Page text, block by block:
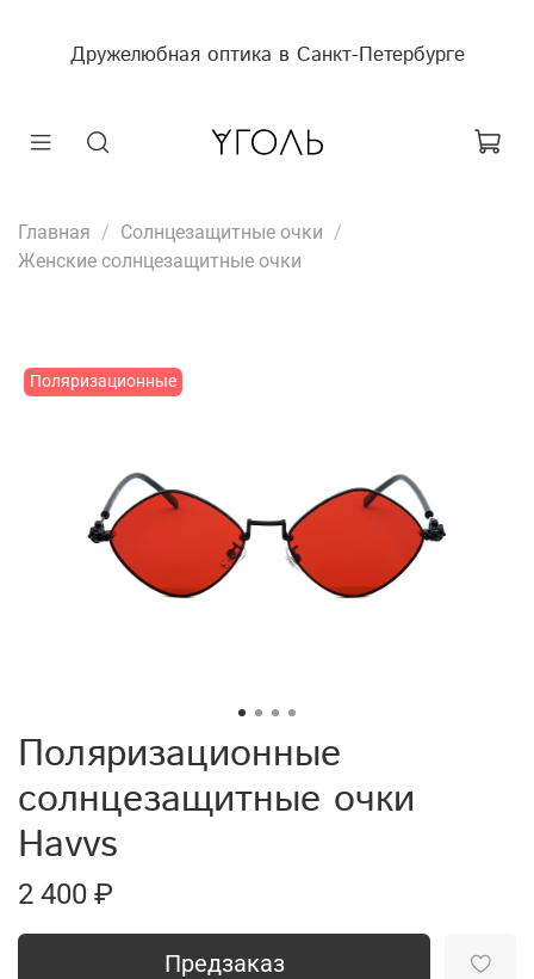
Дружелюбная оптика в Санкт-Петербурге
Главная
Солнцезащитные очки
Женские солнцезащитные очки
Поляризационные
Поляризационные
солнцезащитные очки
Havvs
2 400 ₽
Предзаказ